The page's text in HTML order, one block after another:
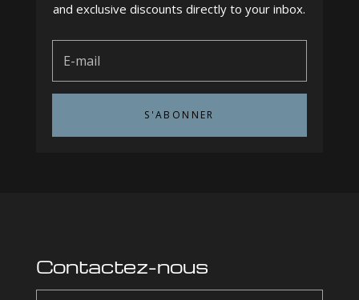
and exclusive discounts directly to your inbox.
S'ABONNER
Contactez-nous